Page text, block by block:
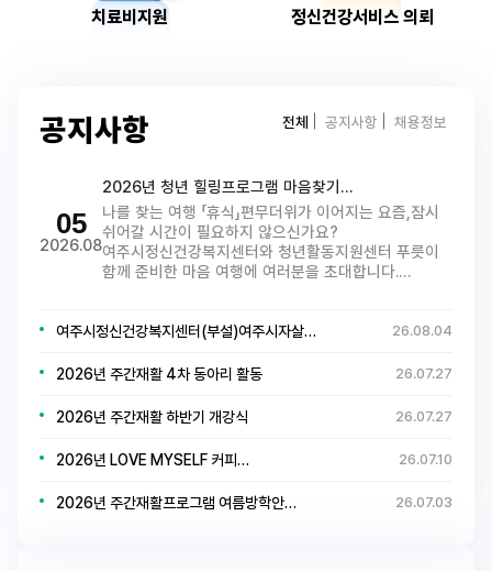
치료비지원 정신건강서비스 의뢰
공지사항 전체 공지사항 채용정보
05
2026.08
2026년 청년 힐링프로그램 마음찾기…
나를 찾는 여행 「휴식」편무더위가 이어지는 요즘,잠시
쉬어갈 시간이 필요하지 않으신가요?
여주시정신건강복지센터와 청년활동지원센터 푸릇이
함께 준비한 마음 여행에 여러분을 초대합니다.…
여주시정신건강복지센터(부설)여주시자살… 26.08.04
2026년 주간재활 4차 동아리 활동 26.07.27
2026년 주간재활 하반기 개강식 26.07.27
2026년 LOVE MYSELF 커피… 26.07.10
2026년 주간재활프로그램 여름방학안… 26.07.03